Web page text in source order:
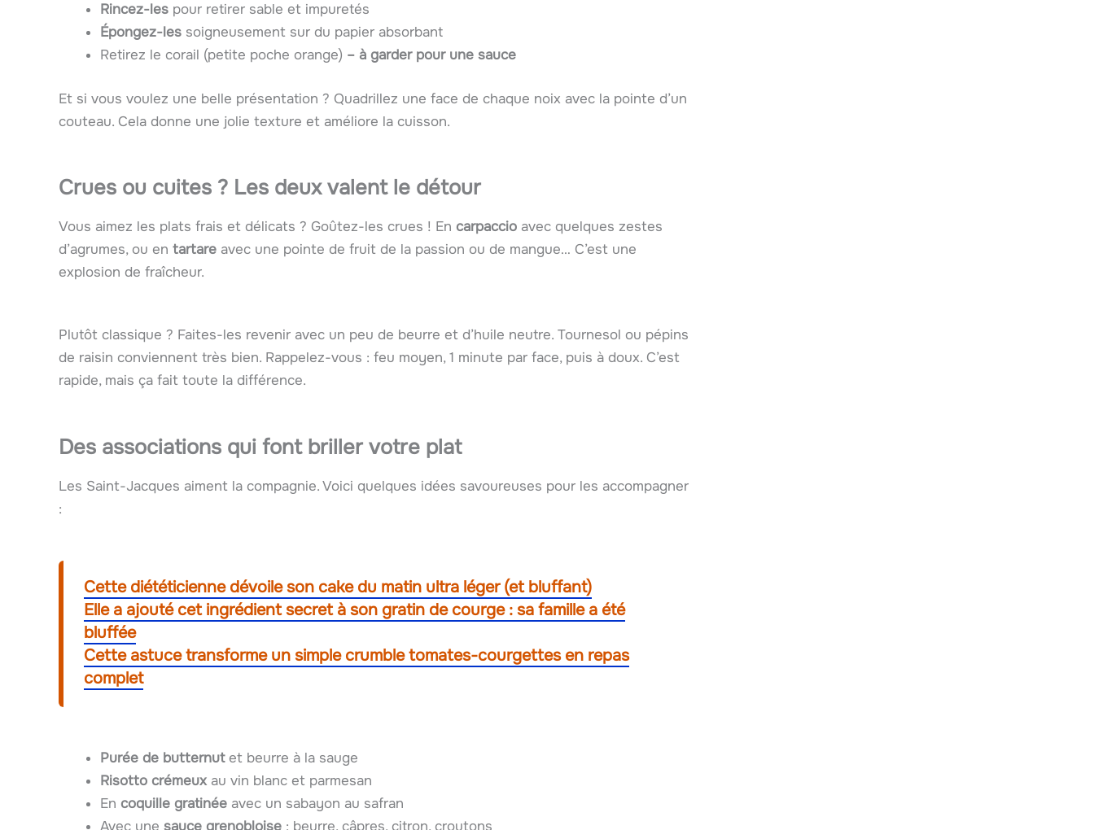
Rincez-les pour retirer sable et impuretés
Épongez-les soigneusement sur du papier absorbant
Retirez le corail (petite poche orange) – à garder pour une sauce
Et si vous voulez une belle présentation ? Quadrillez une face de chaque noix avec la pointe d’un
couteau. Cela donne une jolie texture et améliore la cuisson.
Crues ou cuites ? Les deux valent le détour
Vous aimez les plats frais et délicats ? Goûtez-les crues ! En carpaccio avec quelques zestes
d’agrumes, ou en tartare avec une pointe de fruit de la passion ou de mangue… C’est une
explosion de fraîcheur.
Plutôt classique ? Faites-les revenir avec un peu de beurre et d’huile neutre. Tournesol ou pépins
de raisin conviennent très bien. Rappelez-vous : feu moyen, 1 minute par face, puis à doux. C’est
rapide, mais ça fait toute la différence.
Des associations qui font briller votre plat
Les Saint-Jacques aiment la compagnie. Voici quelques idées savoureuses pour les accompagner
:
Cette diététicienne dévoile son cake du matin ultra léger (et bluffant)
Elle a ajouté cet ingrédient secret à son gratin de courge : sa famille a été
bluffée
Cette astuce transforme un simple crumble tomates-courgettes en repas
complet
Purée de butternutet beurre à la sauge
Risotto crémeuxau vin blanc et parmesan
En coquille gratinée avec un sabayon au safran
Avec une sauce grenobloise : beurre, câpres, citron, croutons